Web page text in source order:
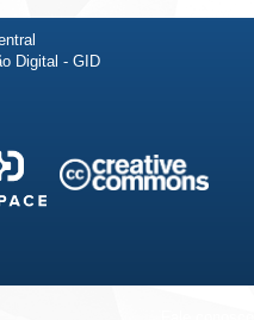
Digital - GID